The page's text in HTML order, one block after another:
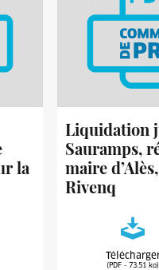
la
Liquidation
Sauramps,
maire
Rivenq
(PDF - 73.51 ko)